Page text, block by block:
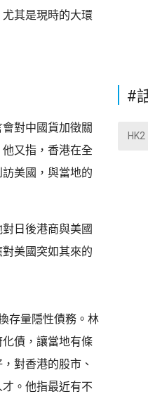
其是現時的大環
對中國貨加徵關
又指，香港在全
美國，與當地的
日後港商與美國
美國突如其來的
存量隱性債務。林
債，讓當地有條
對香港的股市、
。他指最近有不
#
HK2